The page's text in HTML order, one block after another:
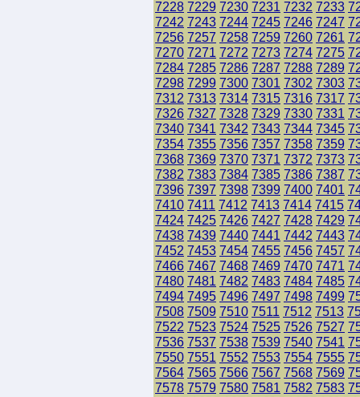
7228 7229 7230 7231 7232 7233
7242 7243 7244 7245 7246 7247
7256 7257 7258 7259 7260 7261
7270 7271 7272 7273 7274 7275
7284 7285 7286 7287 7288 7289
7298 7299 7300 7301 7302 7303
7312 7313 7314 7315 7316 7317
7326 7327 7328 7329 7330 7331
7340 7341 7342 7343 7344 7345
7354 7355 7356 7357 7358 7359
7368 7369 7370 7371 7372 7373
7382 7383 7384 7385 7386 7387
7396 7397 7398 7399 7400 7401
7410 7411 7412 7413 7414 7415
7424 7425 7426 7427 7428 7429
7438 7439 7440 7441 7442 7443
7452 7453 7454 7455 7456 7457
7466 7467 7468 7469 7470 7471
7480 7481 7482 7483 7484 7485
7494 7495 7496 7497 7498 7499
7508 7509 7510 7511 7512 7513
7522 7523 7524 7525 7526 7527
7536 7537 7538 7539 7540 7541
7550 7551 7552 7553 7554 7555
7564 7565 7566 7567 7568 7569
7578 7579 7580 7581 7582 7583